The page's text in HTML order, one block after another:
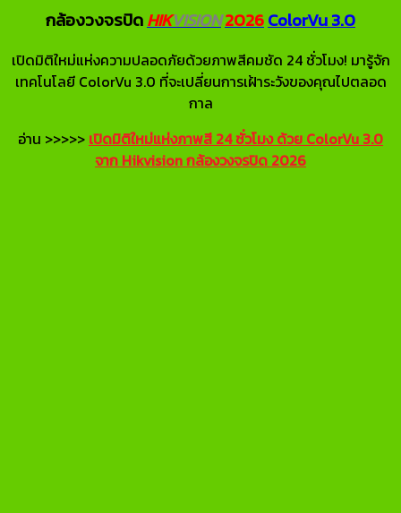
กล้องวงจรปิดHIKVISION2026ColorVu 3.0
เปิดมิติใหม่แห่งความปลอดภัยด้วยภาพสีคมชัด 24 ชั่วโมง! มารู้จัก
เทคโนโลยี ColorVu 3.0 ที่จะเปลี่ยนการเฝ้าระวังของคุณไปตลอด
กาล
อ่าน >>>>> เปิดมิติใหม่แห่งภาพสี 24 ชั่วโมง ด้วย ColorVu 3.0
จาก Hikvision กล้องวงจรปิด 2026